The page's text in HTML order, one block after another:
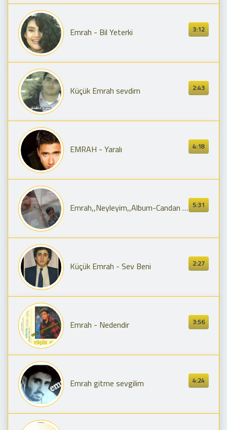
3:12
Emrah - Bil Yeterki
2:43
Küçük Emrah sevdim
4:18
EMRAH - Yaralı
5:31
Emrah,,Neyleyim,,Album-Candan Sevmeli CD
2:27
Küçük Emrah - Sev Beni
3:56
Emrah - Nedendir
4:24
Emrah gitme sevgilim